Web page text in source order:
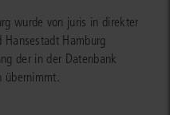
wurde von juris in direkter
Hamburg
der in der Datenbank
übernimmt.